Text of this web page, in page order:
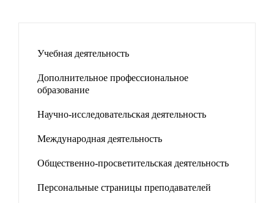
Учебная деятельность
Дополнительное профессиональное
образование
Научно-исследовательская деятельность
Международная деятельность
Общественно-просветительская деятельность
Персональные страницы преподавателей